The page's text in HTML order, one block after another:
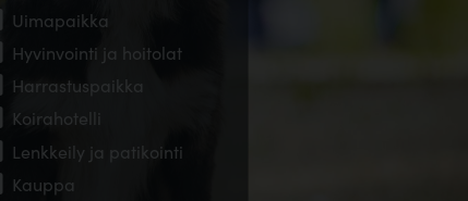
Uimapaikka
Hyvinvointi ja hoitolat
Harrastuspaikka
Koirahotelli
Lenkkeily ja patikointi
Kauppa